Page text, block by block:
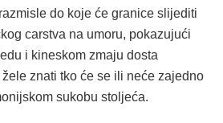
do koje će granice slijediti
carstva na umoru, pokazujući
i kineskom zmaju dosta
žele znati tko će se ili neće zajedno
sukobu stoljeća.